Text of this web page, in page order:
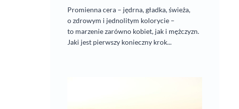
Promienna cera – jędrna, gładka, świeża,
o zdrowym i jednolitym kolorycie –
to marzenie zarówno kobiet, jak i mężczyzn.
Jaki jest pierwszy konieczny krok...